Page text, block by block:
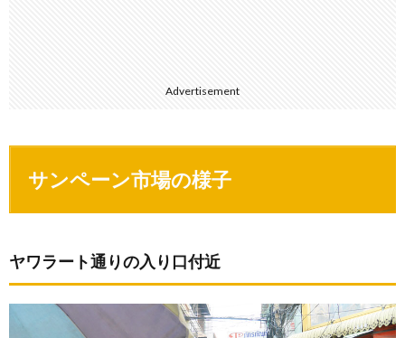
Advertisement
サンペーン市場の様子
ヤワラート通りの入り口付近